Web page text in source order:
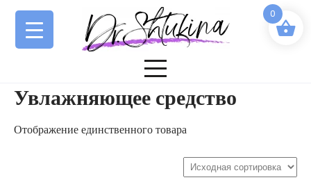
Перейти
содержимому
Увлажняющее средство
Отображение единственного товара
0